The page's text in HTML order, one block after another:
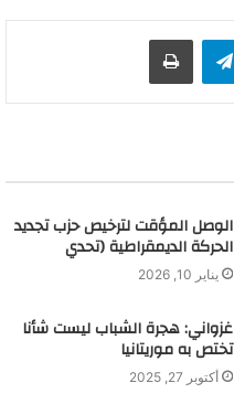
الوصل المؤقت لترخيص حزب تجديد
الحركة الديمقراطية (تحدي
يناير 10, 2026
غزواني: هجرة الشباب ليست شأنا
تختص به موريتانيا
أكتوبر 27, 2025